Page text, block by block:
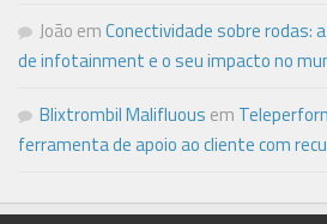
João emConectividade sobre rodas:
de infotainment e o seu impacto no
Blixtrombil Malifluous em
ferramenta de apoio ao cliente com